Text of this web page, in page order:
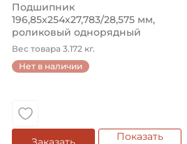
Подшипник
196,85х254х27,783/28,575 мм,
роликовый однорядный
конический ...
Вес товара 3.172 кг.
Нет в наличии
Показать